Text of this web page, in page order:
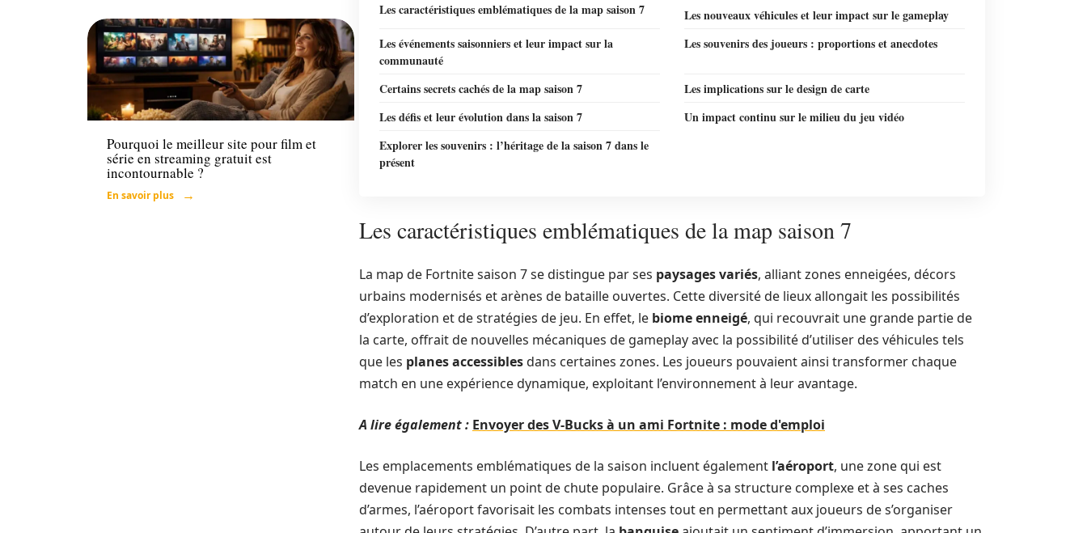
Loisirs
Pourquoi le meilleur site pour film et
série en streaming gratuit est
incontournable ?
En savoir plus
Les caractéristiques emblématiques de la map saison 7
Les nouveaux véhicules et leur impact sur le gameplay
Les événements saisonniers et leur impact sur la
communauté
Les souvenirs des joueurs : proportions et anecdotes
Certains secrets cachés de la map saison 7
Les implications sur le design de carte
Les défis et leur évolution dans la saison 7
Un impact continu sur le milieu du jeu vidéo
Explorer les souvenirs : l’héritage de la saison 7 dans le
présent
Les caractéristiques emblématiques de la map saison 7
La map de Fortnite saison 7 se distingue par ses paysages variés, alliant zones enneigées, décors
urbains modernisés et arènes de bataille ouvertes. Cette diversité de lieux allongait les possibilités
d’exploration et de stratégies de jeu. En effet, le biome enneigé, qui recouvrait une grande partie de
la carte, offrait de nouvelles mécaniques de gameplay avec la possibilité d’utiliser des véhicules tels
que les planes accessiblesdans certaines zones. Les joueurs pouvaient ainsi transformer chaque
match en une expérience dynamique, exploitant l’environnement à leur avantage.
A lire également : Envoyer des V-Bucks à un ami Fortnite : mode d'emploi
Les emplacements emblématiques de la saison incluent également l’aéroport, une zone qui est
devenue rapidement un point de chute populaire. Grâce à sa structure complexe et à ses caches
d’armes, l’aéroport favorisait les combats intenses tout en permettant aux joueurs de s’organiser